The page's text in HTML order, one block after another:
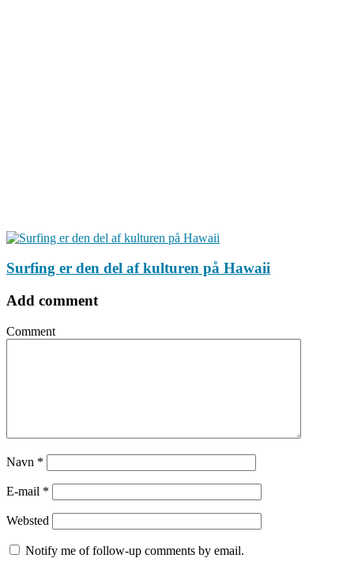
Surfing er den del af kulturen på Hawaii
Add comment
Comment
Navn *
E-mail *
Websted
Notify me of follow-up comments by email.